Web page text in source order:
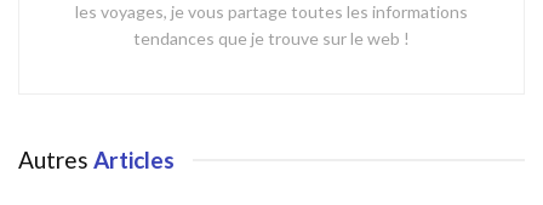
les voyages, je vous partage toutes les informations
tendances que je trouve sur le web !
Autres Articles